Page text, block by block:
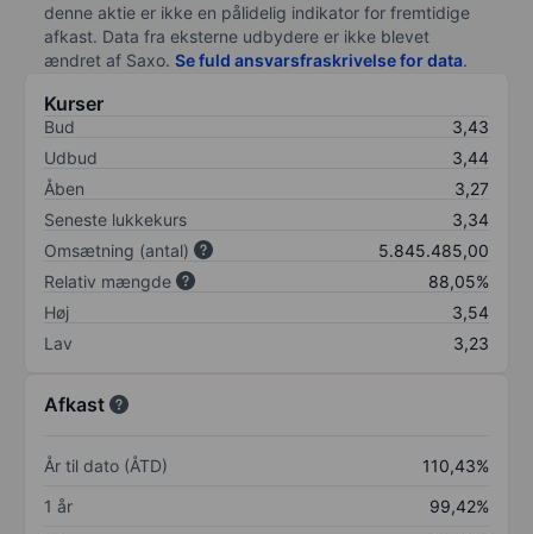
denne aktie er ikke en pålidelig indikator for fremtidige
afkast. Data fra eksterne udbydere er ikke blevet
ændret af Saxo. Se fuld ansvarsfraskrivelse for data.
Kurser
Bud
3,43
Udbud
3,44
Åben
3,27
Seneste lukkekurs
3,34
Omsætning (antal)
5.845.485,00
Relativ mængde
88,05%
Høj
3,54
Lav
3,23
Afkast
År til dato (ÅTD)
110,43%
1 år
99,42%